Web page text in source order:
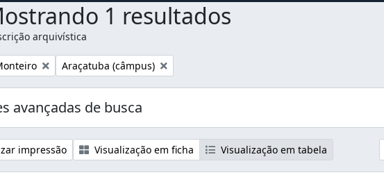
1 resultados
arquivística
Remover filtro:
Araçatuba (câmpus)
avançadas de busca
impressão Visualização em ficha Visualização em tabela